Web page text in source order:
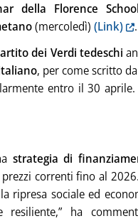
della Florence
(mercoledì) (Link)
.
dei Verdi tedeschi
, per come scritto
entro il 30
strategia di
prezzi correnti fino al
ripresa sociale ed
ha